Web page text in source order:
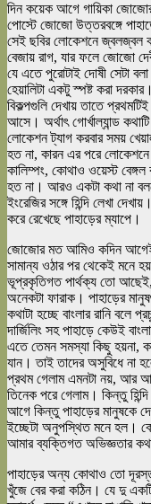
দিন কয়েক আগে গায়িকা
পোস্টে জোজো উত্তরবঙ্গে
সেই ছবির লোকেশনে জ্বলজ্বল
বেজায় রাগ, যার ফলে জোজো
যে এতে পুরোটাই দোষী সেটা
হেয়ালিটা একটু স্পষ্ট করা
বিকল্পগুলি দেখায় তাতে
আসে। অর্থাৎ গোর্খাল্যান্ড
লোকেশন ট্যাগ করবার সময়
হত না, কারন এর পরে
কালিম্পং, কোথাও ওয়েস্ট
হত না। আরও একটা কথা না
ইংরেজির সঙ্গে হিন্দি লেখা
করে রেখেছে পাহাড়ের ম্যাপে।
জোজোর মত আমিও কদিন আগেই
সামান্য ওঠার পর থেকেই মনে
ভূপ্রকৃতিগত পার্থক্য তো
অনেকটা ফারাক। পাহাড়ের
কথাটা হচ্ছে বাংলার রানি বলে
দার্জিলিং সহ পাহাড়ে কেউই
এতে তেমন সমস্যা কিছু হয়না,
যান। তাই তাদের অসুবিধে না
প্রথম গেলাম এমনটা নয়, আর
তিনেক পরে গেলাম। কিন্তু
আগে কিন্তু পাহাড়ের মানুষকে
ইচ্ছেটা অনুপস্থিত মনে হল।
আমার ব্যক্তিগত অভিজ্ঞতার
পাহাড়ের অন্য কোথাও তো দূরস্ত,
খুঁজে বের করা কঠিন। যে দু